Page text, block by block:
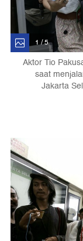
1 / 5
Aktor Tio
saat
Jakarta